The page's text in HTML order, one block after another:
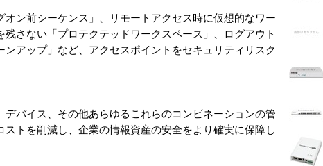
ン前シーケンス」、リモートアクセス時に仮想的なワー
さない「プロテクテッドワークスペース」、ログアウト
アップ」など、アクセスポイントをセキュリティリスク
バイス、その他あらゆるこれらのコンビネーションの管
トを削減し、企業の情報資産の安全をより確実に保障し